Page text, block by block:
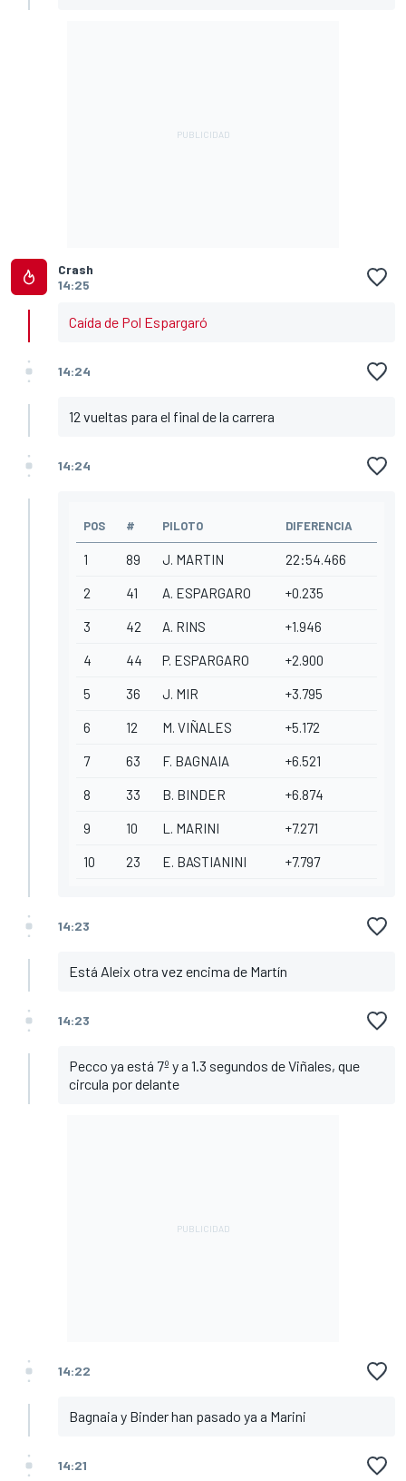
Crash
14:25
Caída de Pol Espargaró
14:24
12 vueltas para el final de la carrera
14:24
POS # PILOTO DIFERENCIA
1 89 J. MARTIN 22:54.466
2 41 A. ESPARGARO +0.235
3 42 A. RINS +1.946
4 44 P. ESPARGARO +2.900
5 36 J. MIR +3.795
6 12 M. VIÑALES +5.172
7 63 F. BAGNAIA +6.521
8 33 B. BINDER +6.874
9 10 L. MARINI +7.271
10 23 E. BASTIANINI +7.797
14:23
Está Aleix otra vez encima de Martín
14:23
Pecco ya está 7º y a 1.3 segundos de Viñales, que
circula por delante
14:22
Bagnaia y Binder han pasado ya a Marini
14:21